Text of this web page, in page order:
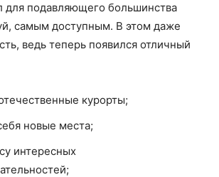
для подавляющего большинства
самым доступным. В этом даже
ведь теперь появился отличный
курорты;
новые места;
интересных